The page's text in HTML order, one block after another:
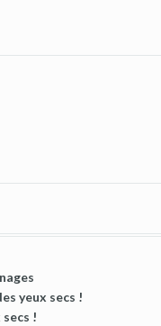
yeux secs !
!